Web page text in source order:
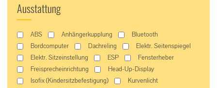
Ausstattung
ABS Anhängerkupplung
Bluetooth
Bordcomputer
Dachreling
Elektr. Seitenspiegel
Elektr. Sitzeinstellung
ESP
Fensterheber
Freisprecheinrichtung
Head-Up-Display
Isofix (Kindersitzbefestigung)
Kurvenlicht